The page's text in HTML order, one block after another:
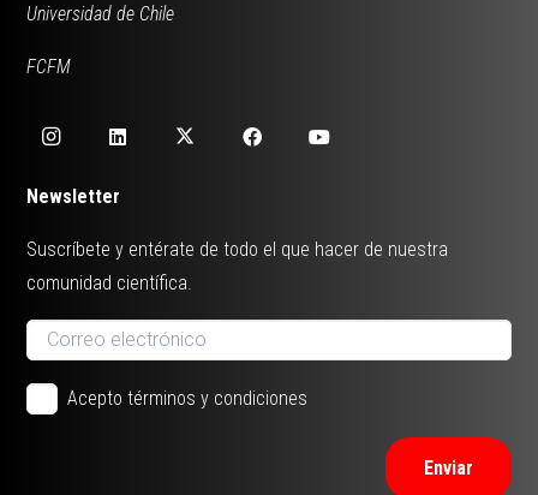
Universidad de Chile
FCFM
Newsletter
Suscríbete y entérate de todo el que hacer de nuestra
comunidad científica.
Acepto términos y condiciones
Enviar